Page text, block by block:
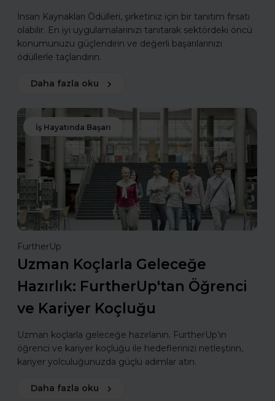
İnsan Kaynakları Ödülleri, şirketiniz için bir tanıtım fırsatı
olabilir. En iyi uygulamalarınızı tanıtarak sektördeki öncü
konumunuzu güçlendirin ve değerli başarılarınızı
ödüllerle taçlandırın.
Daha fazla oku
İş Hayatında Başarı
FurtherUp
Uzman Koçlarla Geleceğe
Hazırlık: FurtherUp'tan Öğrenci
ve Kariyer Koçluğu
Uzman koçlarla geleceğe hazırlanın. FurtherUp’ın
öğrenci ve kariyer koçluğu ile hedeflerinizi netleştirin,
kariyer yolculuğunuzda güçlü adımlar atın.
Daha fazla oku